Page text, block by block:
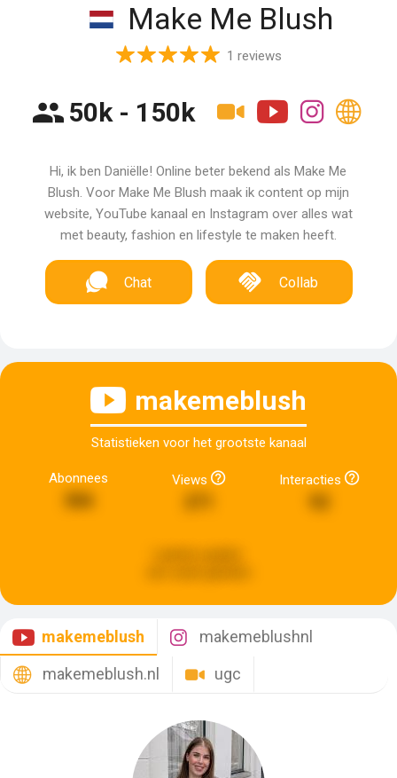
Make Me Blush
1 reviews
50k - 150k
Hi, ik ben Daniëlle! Online beter bekend als Make Me
Blush. Voor Make Me Blush maak ik content op mijn
website, YouTube kanaal en Instagram over alles wat
met beauty, fashion en lifestyle te maken heeft.
Chat Collab
makemeblush
Statistieken voor het grootste kanaal
Abonnees
366
Views Interacties
makemeblush
makemeblushnl
makemeblush.nl
ugc